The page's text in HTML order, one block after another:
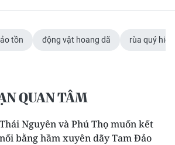
tồn động vật hoang dã rùa quý
QUAN TÂM
Thái Nguyên và Phú Thọ muốn kết
nối bằng hầm xuyên dãy Tam Đảo